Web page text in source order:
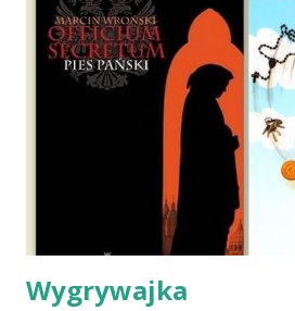
nieco okrzepliśmy w codzienności z
ludźmi i kotami, pojawił się pomysł
wyjazd w Beskid Niski. Zanim to
atak padaczki, co spowodowało, że
wdrożyliśmy leczenie i od nowa
wspólnym życiem
się ustabilizować zawirowania
zaczęliśmy się cieszyć sobą
Dopier...
Wygrywajka